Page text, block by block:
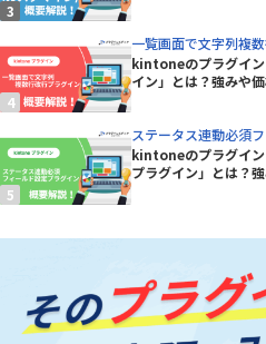
一覧画面で文字列複
kintoneのプラグイン
イン」とは？強みや
ステータス連動必須
kintoneのプラグイン
プラグイン」とは？